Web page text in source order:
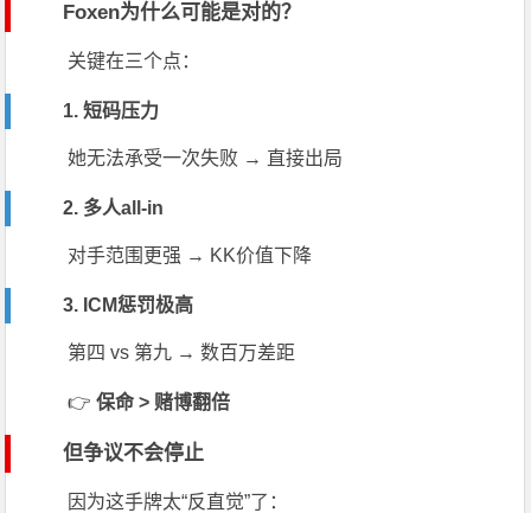
Foxen为什么可能是对的？
关键在三个点：
1. 短码压力
她无法承受一次失败 → 直接出局
2. 多人all-in
对手范围更强 → KK价值下降
3. ICM惩罚极高
第四 vs 第九 → 数百万差距
👉保命 > 赌博翻倍
但争议不会停止
因为这手牌太“反直觉”了：